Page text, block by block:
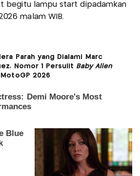
begitu lampu start dipadamkan
malam WIB.
Parah yang Dialami Marc
Nomor 1 Persulit Baby Alien
2026